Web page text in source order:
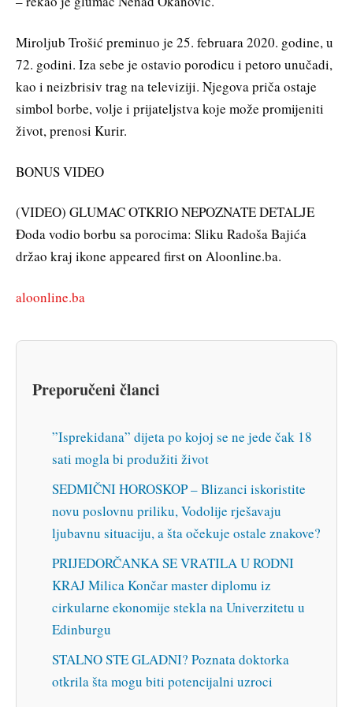
Miroljub Trošić preminuo je 25. februara 2020. godine, u
72. godini. Iza sebe je ostavio porodicu i petoro unučadi,
kao i neizbrisiv trag na televiziji. Njegova priča ostaje
simbol borbe, volje i prijateljstva koje može promijeniti
život, prenosi Kurir.
BONUS VIDEO
(VIDEO) GLUMAC OTKRIO NEPOZNATE DETALJE
Đoda vodio borbu sa porocima: Sliku Radoša Bajića
držao kraj ikone appeared first on Aloonline.ba.
aloonline.ba
Preporučeni članci
”Isprekidana” dijeta po kojoj se ne jede čak 18
sati mogla bi produžiti život
SEDMIČNI HOROSKOP – Blizanci iskoristite
novu poslovnu priliku, Vodolije rješavaju
ljubavnu situaciju, a šta očekuje ostale znakove?
PRIJEDORČANKA SE VRATILA U RODNI
KRAJ Milica Končar master diplomu iz
cirkularne ekonomije stekla na Univerzitetu u
Edinburgu
STALNO STE GLADNI? Poznata doktorka
otkrila šta mogu biti potencijalni uzroci